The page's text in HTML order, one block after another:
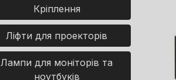
Кріплення
Ліфти для проекторів
Лампи для моніторів та
ноутбуків